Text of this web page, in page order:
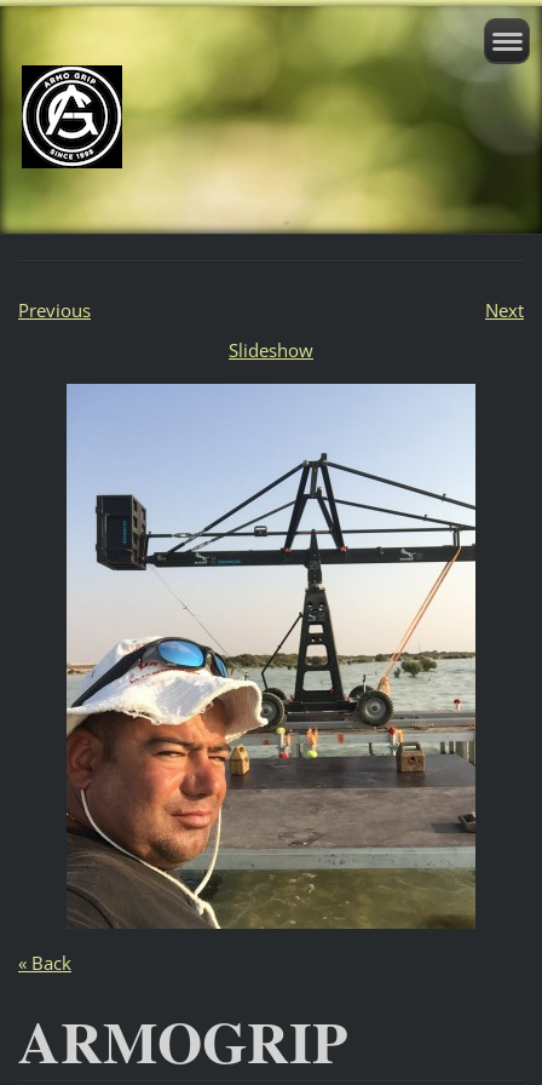
Previous
Next
Slideshow
« Back
ARMOGRIP